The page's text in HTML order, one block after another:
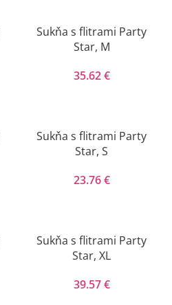
Sukňa s flitrami Party
Star, M
35.62€
Sukňa s flitrami Party
Star, S
23.76€
Sukňa s flitrami Party
Star, XL
39.57€